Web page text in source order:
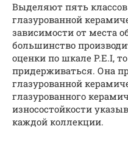
Выделяют пять классов
глазурованной
зависимости от места
большинство
оценки по шкале P.E.I,
придерживаться. Она
глазурованной
глазурованного
износостойкости
каждой коллекции.